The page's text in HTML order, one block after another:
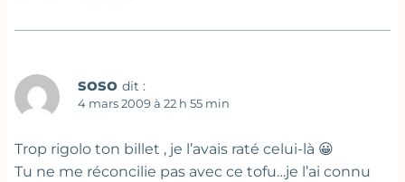
soso dit :
4 mars 2009 à 22 h 55 min
Trop rigolo ton billet , je l’avais raté celui-là 😀
Tu ne me réconcilie pas avec ce tofu…je l’ai connu